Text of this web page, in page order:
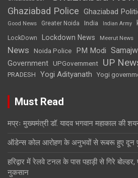
Ghaziabad Police Ghaziabad
Good News Greater Noida India Indian Army
LockDown Lockdown News Meerut News
News
Noida Police PM Modi
Government UPGovernment UP
PRADESH
Yogi Adityanath Yogi
Must Read
मप्रः मुख्यमंत्री डॉ. यादव भगवान महाकाल की
ऑडेन्स कोल आरोहण के अनुभवों से रूबरू हुए दून
हरिद्वार में रेलवे टनल के पास पहाड़ी से गिरे बोल्डर,
नुकसान